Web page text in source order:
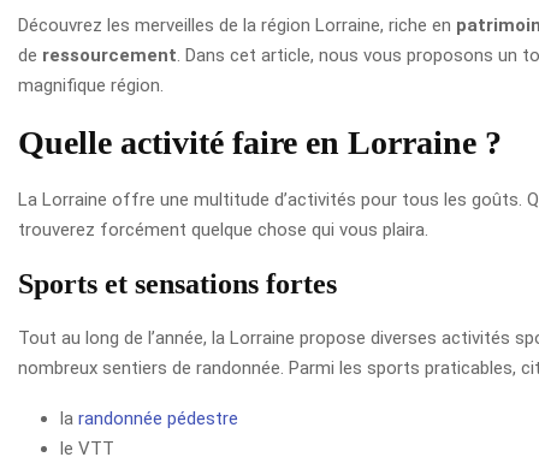
Découvrez les merveilles de la région Lorraine, riche en
de ressourcement. Dans cet article, nous vous proposons un
magnifique région.
Quelle activité faire en Lorraine ?
La Lorraine offre une multitude d’activités pour tous les goûts.
trouverez forcément quelque chose qui vous plaira.
Sports et sensations fortes
Tout au long de l’année, la Lorraine propose diverses activités
nombreux sentiers de randonnée. Parmi les sports praticables,
la randonnée pédestre
le VTT